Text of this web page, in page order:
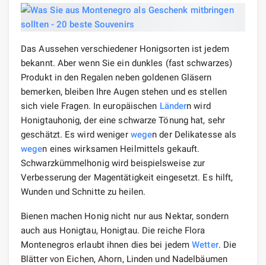
Das Aussehen verschiedener Honigsorten ist jedem
bekannt. Aber wenn Sie ein dunkles (fast schwarzes)
Produkt in den Regalen neben goldenen Gläsern
bemerken, bleiben Ihre Augen stehen und es stellen
sich viele Fragen. In europäischen Ländern wird
Honigtauhonig, der eine schwarze Tönung hat, sehr
geschätzt. Es wird weniger wegen der Delikatesse als
wegen eines wirksamen Heilmittels gekauft.
Schwarzkümmelhonig wird beispielsweise zur
Verbesserung der Magentätigkeit eingesetzt. Es hilft,
Wunden und Schnitte zu heilen.
Bienen machen Honig nicht nur aus Nektar, sondern
auch aus Honigtau, Honigtau. Die reiche Flora
Montenegros erlaubt ihnen dies bei jedemWetter. Die
Blätter von Eichen, Ahorn, Linden und Nadelbäumen